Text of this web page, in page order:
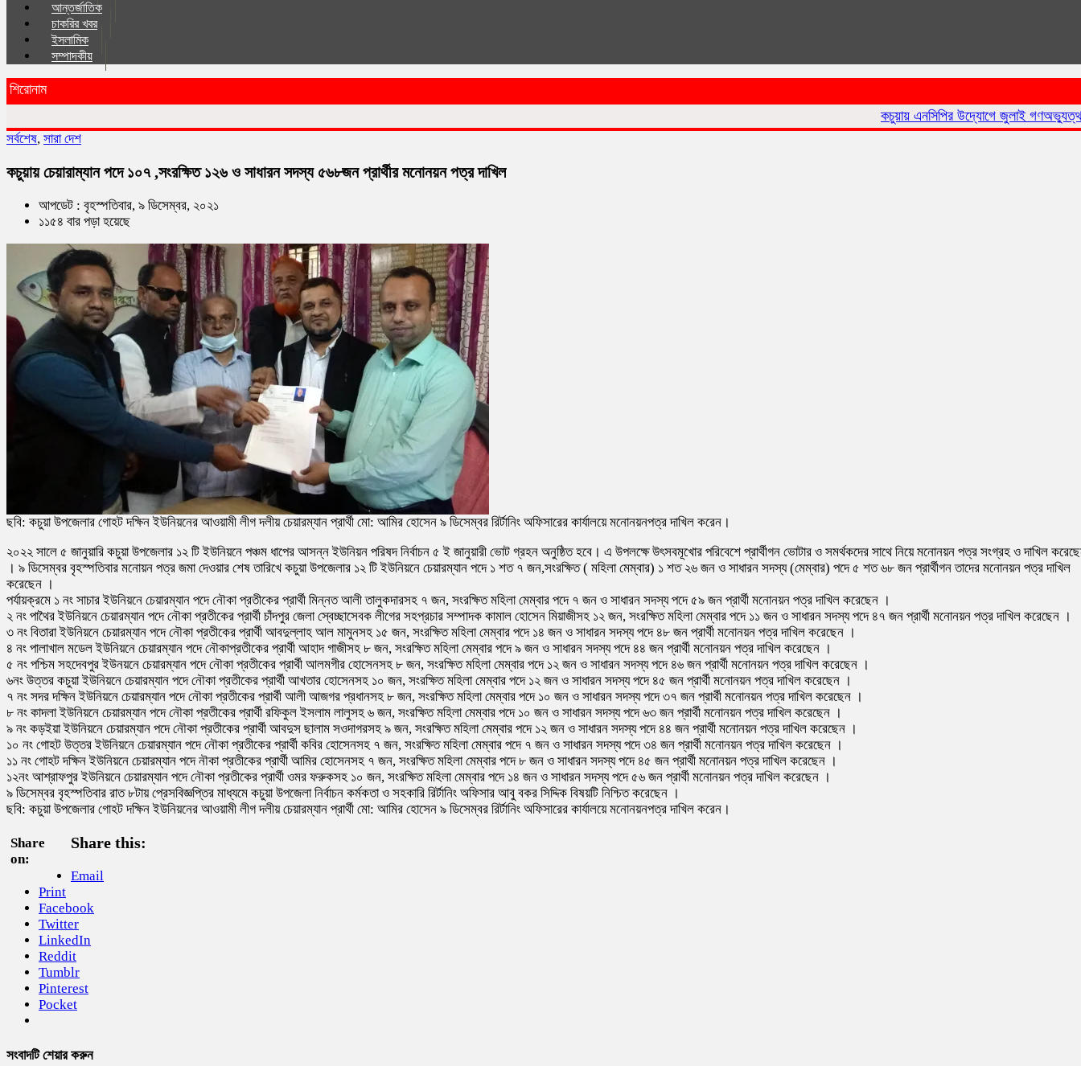
আন্তর্জাতিক
চাকরির খবর
ইসলা‌মিক
সম্পাদকীয়
শিরোনাম
কচুয়ায় এনসিপির উদ্যোগে জুলাই গণঅভ্যুত্থান
সর্বশেষ, সারা দেশ
কচুয়ায় চেয়ারাম্যান পদে ১০৭ ,সংরক্ষিত ১২৬ ও সাধারন সদস্য ৫৬৮জন প্রার্থীর মনোনয়ন পত্র দাখিল
আপডেট : বৃহস্পতিবার, ৯ ডিসেম্বর, ২০২১
১১৫৪ বার পড়া হয়েছে
ছবি: কচুয়া উপজেলার গোহট দক্ষিন ইউনিয়নের আওয়ামী লীগ দলীয় চেয়ারম্যান প্রার্থী মো: আমির হোসেন ৯ ডিসেম্বর রির্টানিং অফিসারের কার্যালয়ে মনোনয়নপত্র দাখিল করেন।
২০২২ সালে ৫ জানুয়ারি কচুয়া উপজেলার ১২ টি ইউনিয়নে পঞ্চম ধাপের আসন্ন ইউনিয়ন পরিষদ নির্বাচন ৫ ই জানুয়ারী ভোট গ্রহন অনুষ্ঠিত হবে। এ উপলক্ষে উৎসবমূখোর পরিবেশে প্রার্থীগন ভোটার ও সমর্থকদের সাথে নিয়ে মনোনয়ন পত্র সংগ্রহ ও দাখিল
। ৯ ডিসেম্বর বৃহস্পতিবার মনোয়ন পত্র জমা দেওয়ার শেষ তারিখে কচুয়া উপজেলার ১২ টি ইউনিয়নে চেয়ারম্যান পদে ১ শত ৭ জন,সংরক্ষিত ( মহিলা মেম্বার) ১ শত ২৬ জন ও সাধারন সদস্য (মেম্বার) পদে ৫ শত ৬৮ জন প্রার্থীগন তাদের মনোনয়ন পত্র দাখিল
করেছেন ।
পর্যায়ক্রমে ১ নং সাচার ইউনিয়নে চেয়ারম্যান পদে নৌকা প্রতীকের প্রার্থী মিন্নত আলী তালুকদারসহ ৭ জন, সংরক্ষিত মহিলা মেম্বার পদে ৭ জন ও সাধারন সদস্য পদে ৫৯ জন প্রার্থী মনোনয়ন পত্র দাখিল করেছেন ।
২ নং পাথৈর ইউনিয়নে চেয়ারম্যান পদে নৌকা প্রতীকের প্রার্থী চাঁদপুর জেলা স্বেচ্ছাসেবক লীগের সহপ্রচার সম্পাদক কামাল হোসেন মিয়াজীসহ ১২ জন, সংরক্ষিত মহিলা মেম্বার পদে ১১ জন ও সাধারন সদস্য পদে ৪৭ জন প্রার্থী মনোনয়ন পত্র দাখিল করেছেন ।
৩ নং বিতারা ইউনিয়নে চেয়ারম্যান পদে নৌকা প্রতীকের প্রার্থী আবদুল্লাহ আল মামুনসহ ১৫ জন, সংরক্ষিত মহিলা মেম্বার পদে ১৪ জন ও সাধারন সদস্য পদে ৪৮ জন প্রার্থী মনোনয়ন পত্র দাখিল করেছেন ।
৪ নং পালাখাল মডেল ইউনিয়নে চেয়ারম্যান পদে নৌকাপ্রতীকের প্রার্থী আহাদ গাজীসহ ৮ জন, সংরক্ষিত মহিলা মেম্বার পদে ৯ জন ও সাধারন সদস্য পদে ৪৪ জন প্রার্থী মনোনয়ন পত্র দাখিল করেছেন ।
৫ নং পশ্চিম সহদেবপুর ইউনয়নে চেয়ারম্যান পদে নৌকা প্রতীকের প্রার্থী আলমগীর হোসেনসহ ৮ জন, সংরক্ষিত মহিলা মেম্বার পদে ১২ জন ও সাধারন সদস্য পদে ৪৬ জন প্রার্থী মনোনয়ন পত্র দাখিল করেছেন ।
৬নং উত্তর কচুয়া ইউনিয়নে চেয়ারম্যান পদে নৌকা প্রতীকের প্রার্থী আখতার হোসেনসহ ১০ জন, সংরক্ষিত মহিলা মেম্বার পদে ১২ জন ও সাধারন সদস্য পদে ৪৫ জন প্রার্থী মনোনয়ন পত্র দাখিল করেছেন ।
৭ নং সদর দক্ষিন ইউনিয়নে চেয়ারম্যান পদে নৌকা প্রতীকের প্রার্থী আলী আজগর প্রধানসহ ৮ জন, সংরক্ষিত মহিলা মেম্বার পদে ১০ জন ও সাধারন সদস্য পদে ৩৭ জন প্রার্থী মনোনয়ন পত্র দাখিল করেছেন ।
৮ নং কাদলা ইউনিয়নে চেয়ারম্যান পদে নৌকা প্রতীকের প্রার্থী রফিকুল ইসলাম লালুসহ ৬ জন, সংরক্ষিত মহিলা মেম্বার পদে ১০ জন ও সাধারন সদস্য পদে ৬৩ জন প্রার্থী মনোনয়ন পত্র দাখিল করেছেন ।
৯ নং কড়ইয়া ইউনিয়নে চেয়ারম্যান পদে নৌকা প্রতীকের প্রার্থী আবদুস ছালাম সওদাগরসহ ৯ জন, সংরক্ষিত মহিলা মেম্বার পদে ১২ জন ও সাধারন সদস্য পদে ৪৪ জন প্রার্থী মনোনয়ন পত্র দাখিল করেছেন ।
১০ নং গোহট উত্তর ইউনিয়নে চেয়ারম্যান পদে নৌকা প্রতীকের প্রার্থী কবির হোসেনসহ ৭ জন, সংরক্ষিত মহিলা মেম্বার পদে ৭ জন ও সাধারন সদস্য পদে ৩৪ জন প্রার্থী মনোনয়ন পত্র দাখিল করেছেন ।
১১ নং গোহট দক্ষিন ইউনিয়নে চেয়ারম্যান পদে নৗকা প্রতীকের প্রার্থী আমির হোসেনসহ ৭ জন, সংরক্ষিত মহিলা মেম্বার পদে ৮ জন ও সাধারন সদস্য পদে ৪৫ জন প্রার্থী মনোনয়ন পত্র দাখিল করেছেন ।
১২নং আশ্রাফপুর ইউনিয়নে চেয়ারম্যান পদে নৌকা প্রতীকের প্রার্থী ওমর ফরুকসহ ১০ জন, সংরক্ষিত মহিলা মেম্বার পদে ১৪ জন ও সাধারন সদস্য পদে ৫৬ জন প্রার্থী মনোনয়ন পত্র দাখিল করেছেন ।
৯ ডিসেম্বর বৃহস্পতিবার রাত ৮টায় প্রেসবিজ্ঞপ্তির মাধ্যমে কচুয়া উপজেলা নির্বাচন কর্মকতা ও সহকারি রির্টানিং অফিসার আবু বকর সিদ্দিক বিষয়টি নিশ্চিত করেছেন ।
ছবি: কচুয়া উপজেলার গোহট দক্ষিন ইউনিয়নের আওয়ামী লীগ দলীয় চেয়ারম্যান প্রার্থী মো: আমির হোসেন ৯ ডিসেম্বর রির্টানিং অফিসারের কার্যালয়ে মনোনয়নপত্র দাখিল করেন।
Share
on:
Share this:
Email
Print
Facebook
Twitter
LinkedIn
Reddit
Tumblr
Pinterest
Pocket
সংবাদটি শেয়ার করুন